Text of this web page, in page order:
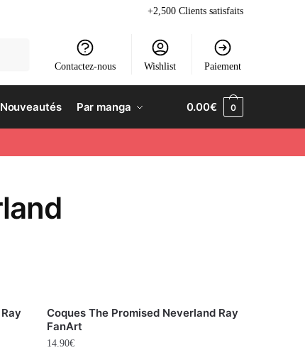
+2,500 Clients satisfaits
Contactez-nous Wishlist Paiement
Nouveautés Par manga 0.00€ 0
Coques The Promised Neverland Ray
FanArt
14.90€